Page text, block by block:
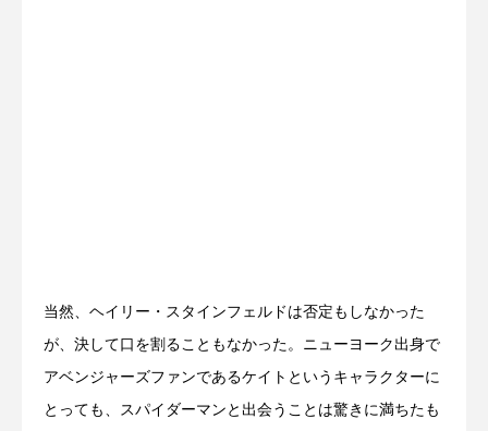
当然、ヘイリー・スタインフェルドは否定もしなかった
が、決して口を割ることもなかった。ニューヨーク出身で
アベンジャーズファンであるケイトというキャラクターに
とっても、スパイダーマンと出会うことは驚きに満ちたも